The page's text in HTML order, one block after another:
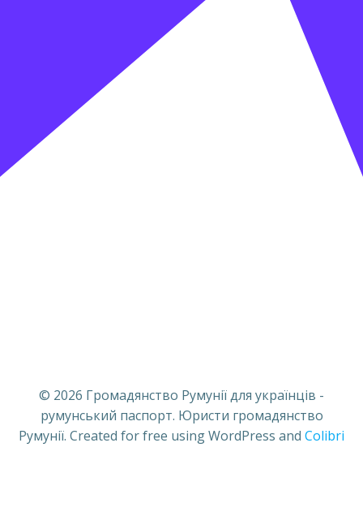
© 2026 Громадянство Румунії для українців -
румунський паспорт. Юристи громадянство
Румунії. Created for free using WordPress and Colibri